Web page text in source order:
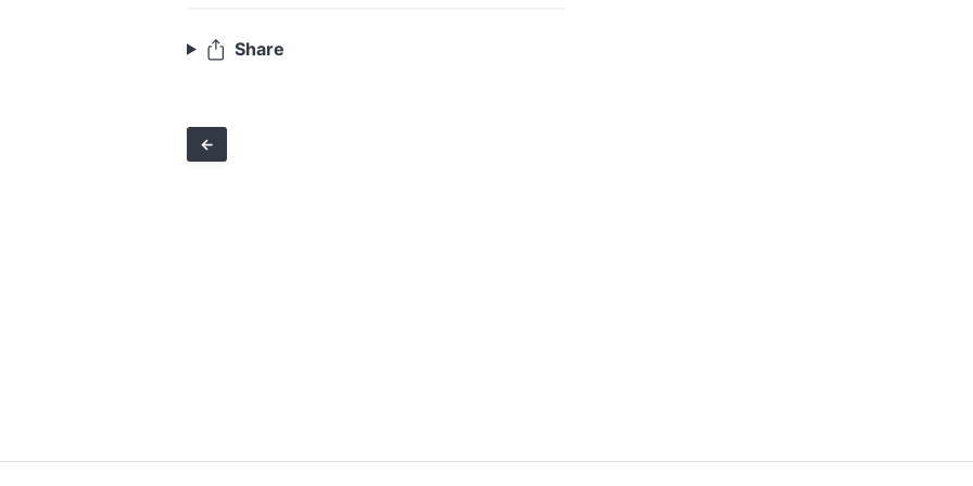
Share
←